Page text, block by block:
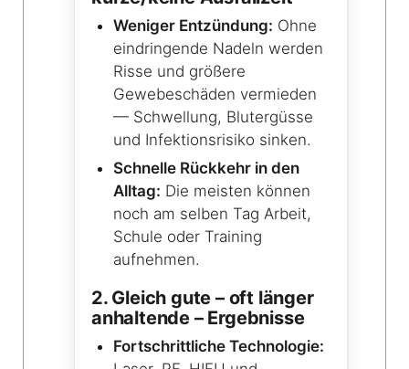
Weniger Entzündung: Ohne
eindringende Nadeln werden
Risse und größere
Gewebeschäden vermieden
— Schwellung, Blutergüsse
und Infektionsrisiko sinken.
Schnelle Rückkehr in den
Alltag: Die meisten können
noch am selben Tag Arbeit,
Schule oder Training
aufnehmen.
2. Gleich gute – oft länger
anhaltende – Ergebnisse
Fortschrittliche Technologie: